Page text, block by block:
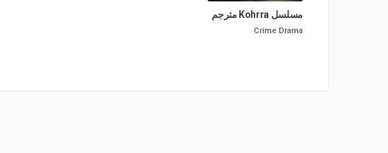
مسلسل Kohrra مترجم
Crime Drama